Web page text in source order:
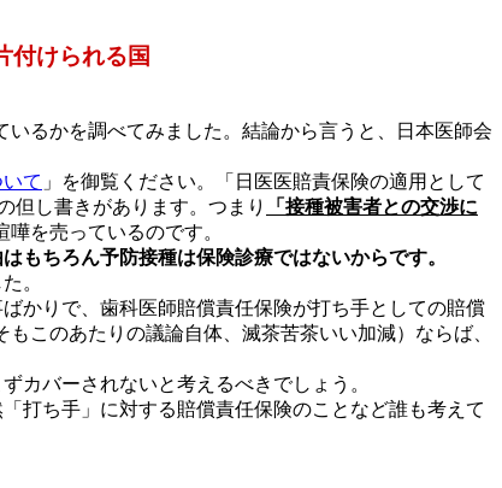
付けられる国
るかを調べてみました。結論から言うと、日本医師会
て 」を御覧ください。「日医医賠責保険の適用として
但し書きがあります。つまり
「接種被害者との交渉に
を売っているのです。
もちろん予防接種は保険診療ではないからです。
。
かりで、歯科医師賠償責任保険が打ち手としての賠償
もこのあたりの議論自体、滅茶苦茶いい加減）ならば、
カバーされないと考えるべきでしょう。
打ち手」に対する賠償責任保険のことなど誰も考えて